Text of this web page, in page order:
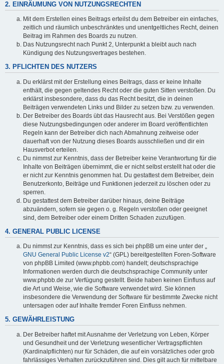
2. EINRÄUMUNG VON NUTZUNGSRECHTEN
Mit dem Erstellen eines Beitrags erteilst du dem Betreiber ein einfaches,
zeitlich und räumlich unbeschränktes und unentgeltliches Recht, deinen
Beitrag im Rahmen des Boards zu nutzen.
Das Nutzungsrecht nach Punkt 2, Unterpunkt a bleibt auch nach
Kündigung des Nutzungsvertrages bestehen.
3. PFLICHTEN DES NUTZERS
Du erklärst mit der Erstellung eines Beitrags, dass er keine Inhalte
enthält, die gegen geltendes Recht oder die guten Sitten verstoßen. Du
erklärst insbesondere, dass du das Recht besitzt, die in deinen
Beiträgen verwendeten Links und Bilder zu setzen bzw. zu verwenden.
Der Betreiber des Boards übt das Hausrecht aus. Bei Verstößen gegen
diese Nutzungsbedingungen oder anderer im Board veröffentlichten
Regeln kann der Betreiber dich nach Abmahnung zeitweise oder
dauerhaft von der Nutzung dieses Boards ausschließen und dir ein
Hausverbot erteilen.
Du nimmst zur Kenntnis, dass der Betreiber keine Verantwortung für die
Inhalte von Beiträgen übernimmt, die er nicht selbst erstellt hat oder die
er nicht zur Kenntnis genommen hat. Du gestattest dem Betreiber, dein
Benutzerkonto, Beiträge und Funktionen jederzeit zu löschen oder zu
sperren.
Du gestattest dem Betreiber darüber hinaus, deine Beiträge
abzuändern, sofern sie gegen o. g. Regeln verstoßen oder geeignet
sind, dem Betreiber oder einem Dritten Schaden zuzufügen.
4. GENERAL PUBLIC LICENSE
Du nimmst zur Kenntnis, dass es sich bei phpBB um eine unter der „
GNU General Public License v2“ (GPL) bereitgestellten Foren-Software
von phpBB Limited (www.phpbb.com) handelt; deutschsprachige
Informationen werden durch die deutschsprachige Community unter
www.phpbb.de zur Verfügung gestellt. Beide haben keinen Einfluss auf
die Art und Weise, wie die Software verwendet wird. Sie können
insbesondere die Verwendung der Software für bestimmte Zwecke nicht
untersagen oder auf Inhalte fremder Foren Einfluss nehmen.
5. GEWÄHRLEISTUNG
Der Betreiber haftet mit Ausnahme der Verletzung von Leben, Körper
und Gesundheit und der Verletzung wesentlicher Vertragspflichten
(Kardinalpflichten) nur für Schäden, die auf ein vorsätzliches oder grob
fahrlässiges Verhalten zurückzuführen sind. Dies gilt auch für mittelbare